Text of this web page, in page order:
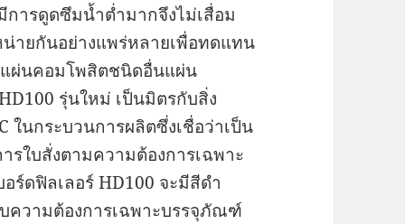
การดูดซึมน้ำต่ำมากจึงไม่เสื่อม
ายกันอย่างแพร่หลายเพื่อทดแทน
ผ่นคอมโพสิตชนิดอื่นแผ่น
รุ่นใหม่ เป็นมิตรกับสิ่ง
ในกระบวนการผลิตซึ่งเชื่อว่าเป็น
รใบสั่งตามความต้องการเฉพาะ
ดฟิลเลอร์ HD100 จะมีสีดำ
ความต้องการเฉพาะบรรจุภัณฑ์